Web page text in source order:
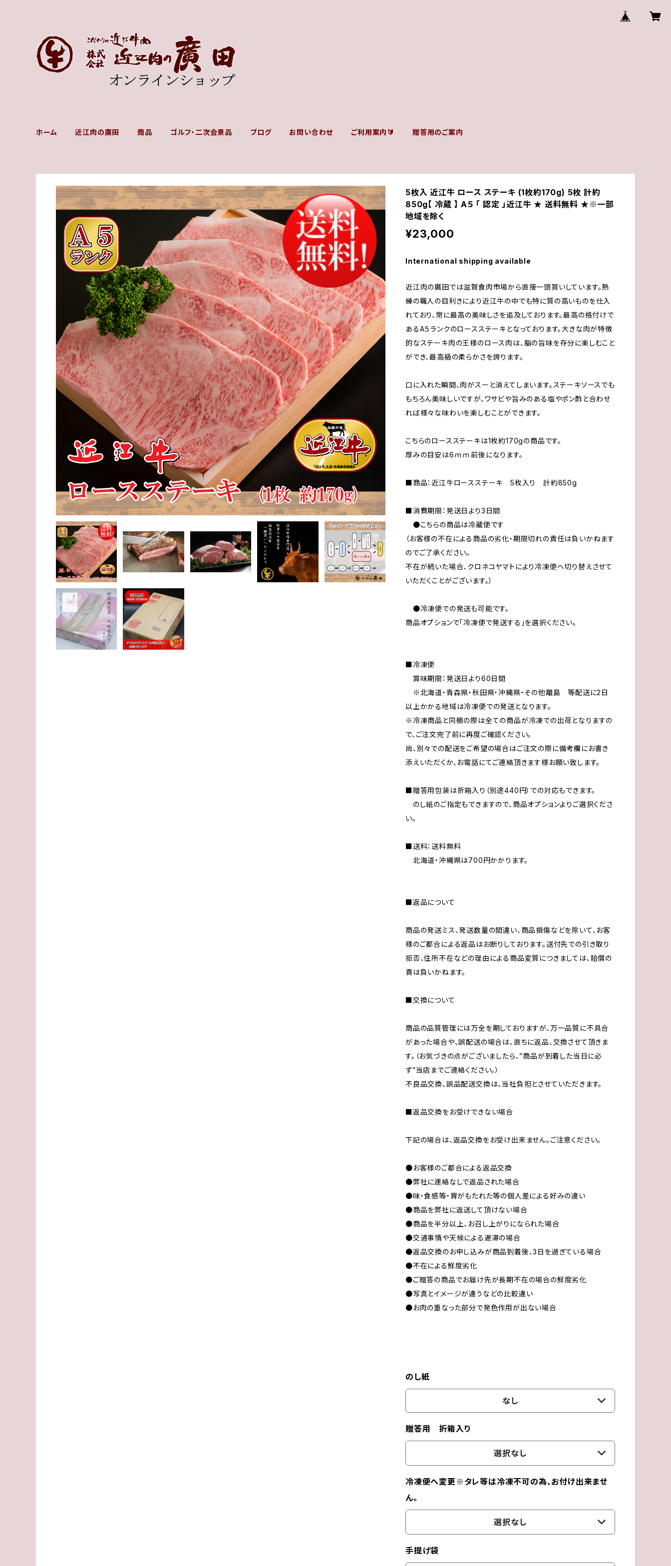
ホーム 近江肉の廣田 商品 ゴルフ・二次会景品 ブログ お問い合わせ ご利用案内🔰 贈答用のご案内
5枚入 近江牛 ロース ステーキ (1枚約170g) 5枚 計約
850g【 冷蔵 】 A５ 「 認定 」近江牛 ★ 送料無料 ★※一部
地域を除く
¥23,000
International shipping available
近江肉の廣田では滋賀食肉市場から直接一頭買いしています。熟
練の職人の目利きにより近江牛の中でも特に質の高いものを仕入
れており、常に最高の美味しさを追及しております。最高の格付けで
あるA５ランクのロースステーキとなっております。大きな肉が特徴
的なステーキ肉の王様のロース肉は、脂の旨味を存分に楽しむこと
ができ、最高級の柔らかさを誇ります。
口に入れた瞬間、肉がスーと消えてしまいます。ステーキソースでも
もちろん美味しいですが、ワサビや旨みのある塩やポン酢と合わせ
れば様々な味わいを楽しむことができます。
こちらのロースステーキは1枚約170gの商品です。
厚みの目安は6ｍｍ前後になります。
■商品：近江牛ロースステーキ 5枚入り 計約850g
■消費期限：発送日より3日間
●こちらの商品は冷蔵便です
（お客様の不在による商品の劣化・期限切れの責任は負いかねます
のでご了承ください。
不在が続いた場合、クロネコヤマトにより冷凍便へ切り替えさせて
いただくことがございます。）
●冷凍便での発送も可能です。
商品オプションで「冷凍便で発送する」を選択ください。
■冷凍便
賞味期限：発送日より60日間
※北海道・青森県・秋田県・沖縄県・その他離島 等配送に2日
以上かかる地域は冷凍便での発送となります。
※冷凍商品と同梱の際は全ての商品が冷凍での出荷となりますの
で、ご注文完了前に再度ご確認ください。
尚、別々での配送をご希望の場合はご注文の際に備考欄にお書き
添えいただくか、お電話にてご連絡頂きます様お願い致します。
■贈答用包装は折箱入り（別途440円）での対応もできます。
のし紙のご指定もできますので、商品オプションよりご選択くださ
い。
■送料：送料無料
北海道・沖縄県は700円かかります。
■返品について
商品の発送ミス、発送数量の間違い、商品損傷などを除いて、お客
様のご都合による返品はお断りしております。送付先での引き取り
拒否、住所不在などの理由による商品変質につきましては、賠償の
責は負いかねます。
■交換について
商品の品質管理には万全を期しておりますが、万一品質に不具合
があった場合や、誤配送の場合は、直ちに返品、交換させて頂きま
す。（お気づきの点がございましたら、”商品が到着した当日に必
ず”当店までご連絡ください。）
不良品交換、誤品配送交換は、当社負担とさせていただきます。
■返品交換をお受けできない場合
下記の場合は、返品交換をお受け出来ません。ご注意ください。
●お客様のご都合による返品交換
●弊社に連絡なしで返品された場合
●味・食感等・胃がもたれた等の個人差による好みの違い
●商品を弊社に返送して頂けない場合
●商品を半分以上、お召し上がりになられた場合
●交通事情や天候による遅滞の場合
●返品交換のお申し込みが商品到着後、3日を過ぎている場合
●不在による鮮度劣化
●ご贈答の商品でお届け先が長期不在の場合の鮮度劣化
●写真とイメージが違うなどの比較違い
●お肉の重なった部分で発色作用が出ない場合
のし紙
なし
贈答用 折箱入り
選択なし
冷凍便へ変更※タレ等は冷凍不可の為、お付け出来ませ
ん。
選択なし
手提げ袋